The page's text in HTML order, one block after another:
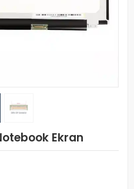
Ekran